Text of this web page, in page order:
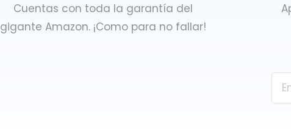
Cuentas con toda la garantía del
gigante Amazon. ¡Como para no fallar!